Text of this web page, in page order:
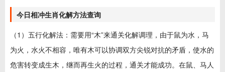
今日相冲生肖化解方法查询
（1）五行化解法：需要用“木”来通关化解调理，由于鼠为水，马
为火，水火不相容，唯有木可以协调双方尖锐对抗的矛盾，使水的
危害转变成生木，继而再生火的过程，通关才能成功。在鼠、马人